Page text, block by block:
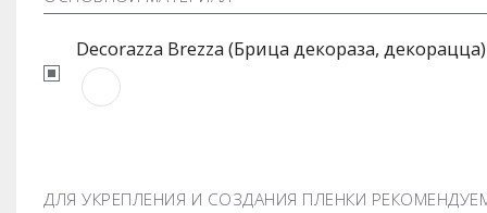
Decorazza Brezza (Брица декораза, декорацца)
ДЛЯ УКРЕПЛЕНИЯ И СОЗДАНИЯ ПЛЕНКИ